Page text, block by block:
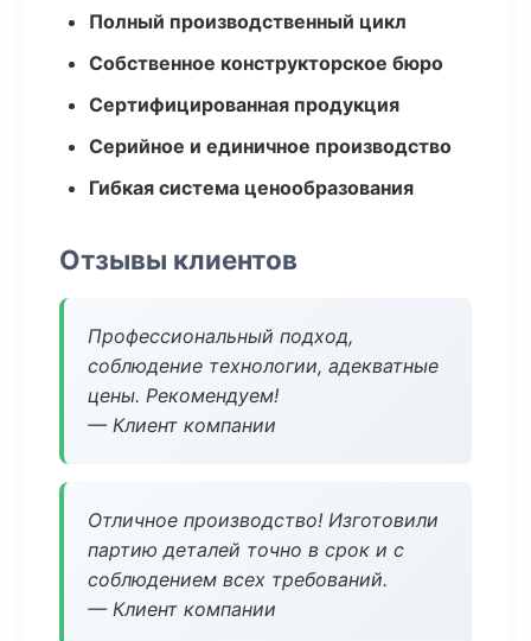
Полный производственный цикл
Собственное конструкторское бюро
Сертифицированная продукция
Серийное и единичное производство
Гибкая система ценообразования
Отзывы клиентов
Профессиональный подход,
соблюдение технологии, адекватные
цены. Рекомендуем!
— Клиент компании
Отличное производство! Изготовили
партию деталей точно в срок и с
соблюдением всех требований.
— Клиент компании